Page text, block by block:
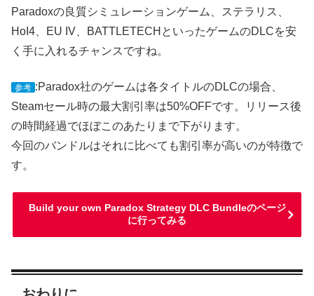
Paradoxの良質シミュレーションゲーム、ステラリス、
HoI4、EU IV、BATTLETECHといったゲームのDLCを安
く手に入れるチャンスですね。
参考 :Paradox社のゲームは各タイトルのDLCの場合、
Steamセール時の最大割引率は50%OFFです。リリース後
の時間経過でほぼこのあたりまで下がります。
今回のバンドルはそれに比べても割引率が高いのが特徴で
す。
Build your own Paradox Strategy DLC Bundleのページ
に行ってみる